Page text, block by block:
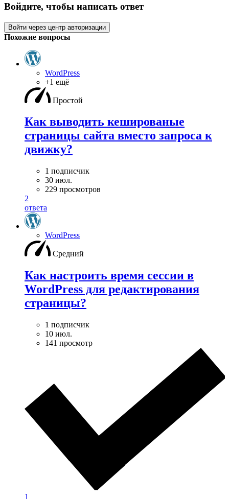
Войдите, чтобы написать ответ
Войти через центр авторизации
Похожие вопросы
WordPress
+1 ещё
Простой
Как выводить кешированые
страницы сайта вместо запроса к
движку?
1 подписчик
30 июл.
229 просмотров
2
ответа
WordPress
Средний
Как настроить время сессии в
WordPress для редактирования
страницы?
1 подписчик
10 июл.
141 просмотр
1